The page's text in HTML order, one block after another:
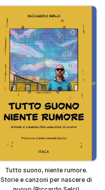
Tutto suono, niente rumore.
Storie e canzoni per nascere di